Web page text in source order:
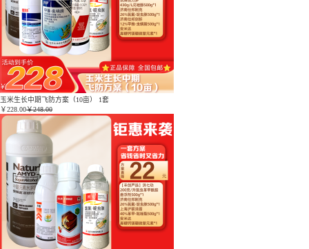
玉米生长中期飞防方案（10亩） 1套
￥228.00￥248.00